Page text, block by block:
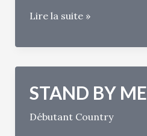
Not
This
Party
Lire la suite »
STAND BY ME
Débutant Country